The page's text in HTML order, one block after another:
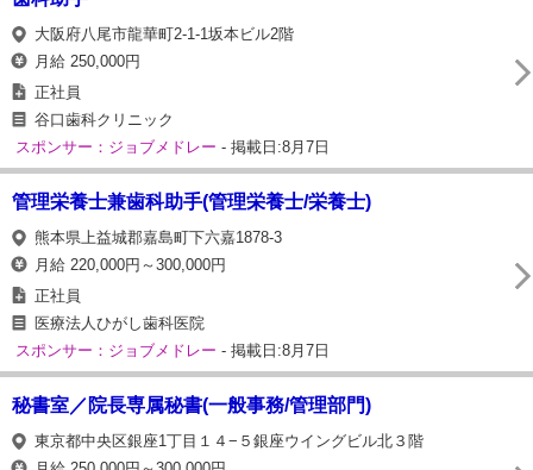
大阪府八尾市龍華町2-1-1坂本ビル2階
月給 250,000円
正社員
谷口歯科クリニック
スポンサー：ジョブメドレー - 掲載日:8月7日
管理栄養士兼歯科助手(管理栄養士/栄養士)
熊本県上益城郡嘉島町下六嘉1878-3
月給 220,000円～300,000円
正社員
医療法人ひがし歯科医院
スポンサー：ジョブメドレー - 掲載日:8月7日
秘書室／院長専属秘書(一般事務/管理部門)
東京都中央区銀座1丁目１４−５銀座ウイングビル北３階